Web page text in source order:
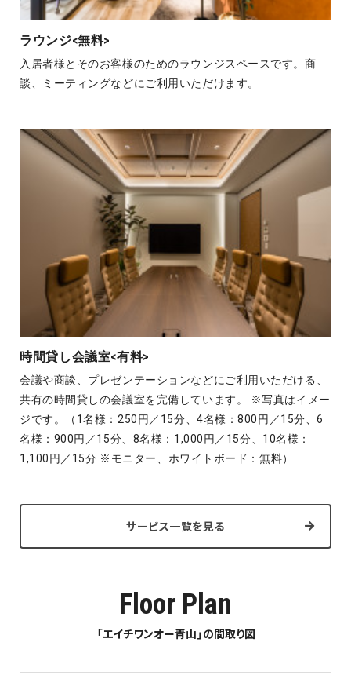
ラウンジ<無料>
入居者様とそのお客様のためのラウンジスペースです。商
談、ミーティングなどにご利用いただけます。
時間貸し会議室<有料>
会議や商談、プレゼンテーションなどにご利用いただける、
共有の時間貸しの会議室を完備しています。 ※写真はイメー
ジです。（1名様：250円／15分、4名様：800円／15分、6
名様：900円／15分、8名様：1,000円／15分、10名様：
1,100円／15分 ※モニター、ホワイトボード：無料）
サービス一覧を見る
Floor Plan
「エイチワンオー青山」の間取り図